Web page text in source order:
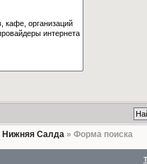
Нижняя Салда» Форма поиска